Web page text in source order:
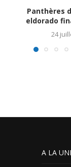
Panthères
eldorado
24
A LA